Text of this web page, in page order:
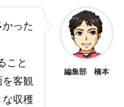
った
こと
客観
収穫
編集部 橋本